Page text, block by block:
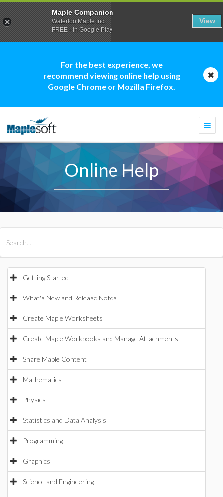
For the best experience, we
recommend viewing online help using
Google Chrome or Mozilla Firefox.
Online Help
Getting Started
What's New and Release Notes
Create Maple Worksheets
Create Maple Workbooks and Manage Attachments
Share Maple Content
Mathematics
Physics
Statistics and Data Analysis
Programming
Graphics
Science and Engineering
Maple Companion
Waterloo Maple Inc.
FREE - In Google Play
View